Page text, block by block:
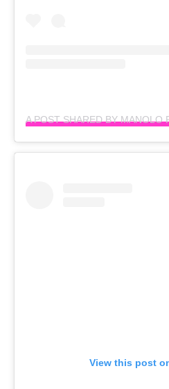
View this post